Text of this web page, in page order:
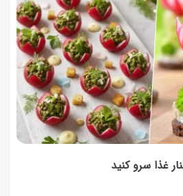
غذا سرو کنید
پش ملبا (پیچ ملبا)؛ دسر کلاسیک هلو و بستنی
حلوای بحرینی؛ دسر سنتی خاورمیانه‌ای